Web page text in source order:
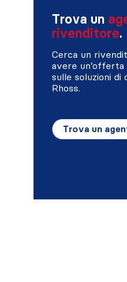
Trova un
rivenditore.
Cerca un
avere un’offerta
sulle soluzioni di
Rhoss.
Trova un